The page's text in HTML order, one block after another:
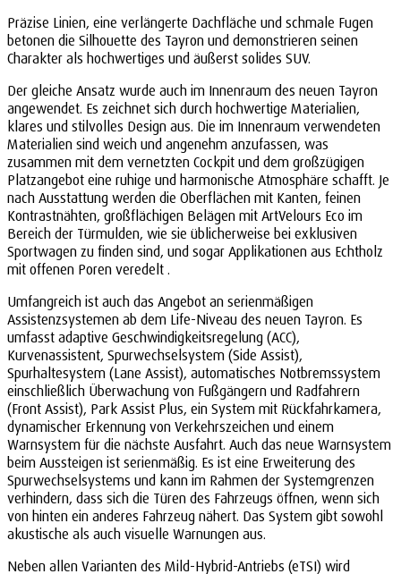
Präzise Linien, eine verlängerte Dachfläche und schmale Fugen
betonen die Silhouette des Tayron und demonstrieren seinen
Charakter als hochwertiges und äußerst solides SUV.
Der gleiche Ansatz wurde auch im Innenraum des neuen Tayron
angewendet. Es zeichnet sich durch hochwertige Materialien,
klares und stilvolles Design aus. Die im Innenraum verwendeten
Materialien sind weich und angenehm anzufassen, was
zusammen mit dem vernetzten Cockpit und dem großzügigen
Platzangebot eine ruhige und harmonische Atmosphäre schafft. Je
nach Ausstattung werden die Oberflächen mit Kanten, feinen
Kontrastnähten, großflächigen Belägen mit ArtVelours Eco im
Bereich der Türmulden, wie sie üblicherweise bei exklusiven
Sportwagen zu finden sind, und sogar Applikationen aus Echtholz
mit offenen Poren veredelt .
Umfangreich ist auch das Angebot an serienmäßigen
Assistenzsystemen ab dem Life-Niveau des neuen Tayron. Es
umfasst adaptive Geschwindigkeitsregelung (ACC),
Kurvenassistent, Spurwechselsystem (Side Assist),
Spurhaltesystem (Lane Assist), automatisches Notbremssystem
einschließlich Überwachung von Fußgängern und Radfahrern
(Front Assist), Park Assist Plus, ein System mit Rückfahrkamera,
dynamischer Erkennung von Verkehrszeichen und einem
Warnsystem für die nächste Ausfahrt. Auch das neue Warnsystem
beim Aussteigen ist serienmäßig. Es ist eine Erweiterung des
Spurwechselsystems und kann im Rahmen der Systemgrenzen
verhindern, dass sich die Türen des Fahrzeugs öffnen, wenn sich
von hinten ein anderes Fahrzeug nähert. Das System gibt sowohl
akustische als auch visuelle Warnungen aus.
Neben allen Varianten des Mild-Hybrid-Antriebs (eTSI) wird